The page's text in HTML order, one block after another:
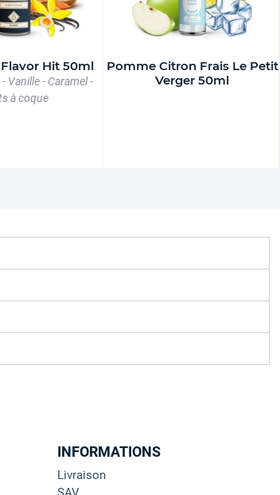
Hit 50ml
Vanille - Caramel -
à coque
Pomme Citron Frais Le Petit
Verger 50ml
INFORMATIONS
Livraison